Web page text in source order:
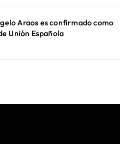
Araos es confirmado como
Unión Española